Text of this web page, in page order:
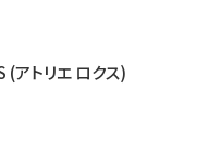
アトリエ ロクス)